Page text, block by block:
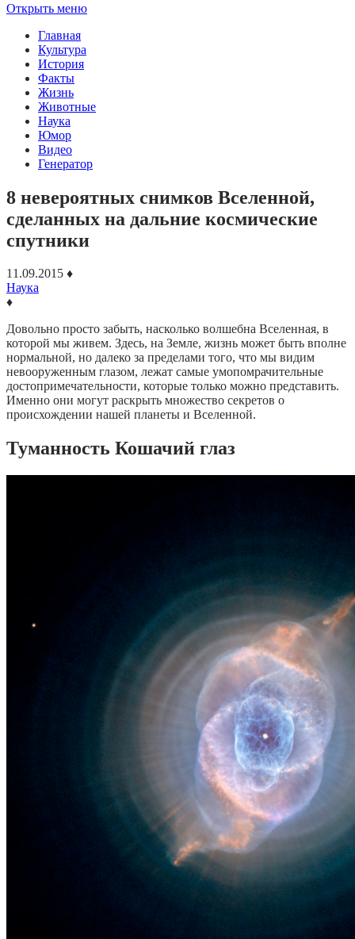
Открыть меню
Главная
Культура
История
Факты
Жизнь
Животные
Наука
Юмор
Видео
Генератор
8 невероятных снимков Вселенной,
сделанных на дальние космические
спутники
11.09.2015 ♦
Наука
♦
Довольно просто забыть, насколько волшебна Вселенная, в
которой мы живем. Здесь, на Земле, жизнь может быть вполне
нормальной, но далеко за пределами того, что мы видим
невооруженным глазом, лежат самые умопомрачительные
достопримечательности, которые только можно представить.
Именно они могут раскрыть множество секретов о
происхождении нашей планеты и Вселенной.
Туманность Кошачий глаз